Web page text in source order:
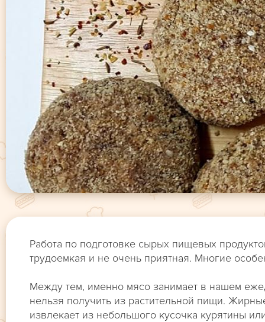
Работа по подготовке сырых пищевых
трудоемкая и не очень приятная. Многие
Между тем, именно мясо занимает в нашем
нельзя получить из растительной пищи.
извлекает из небольшого кусочка курятины